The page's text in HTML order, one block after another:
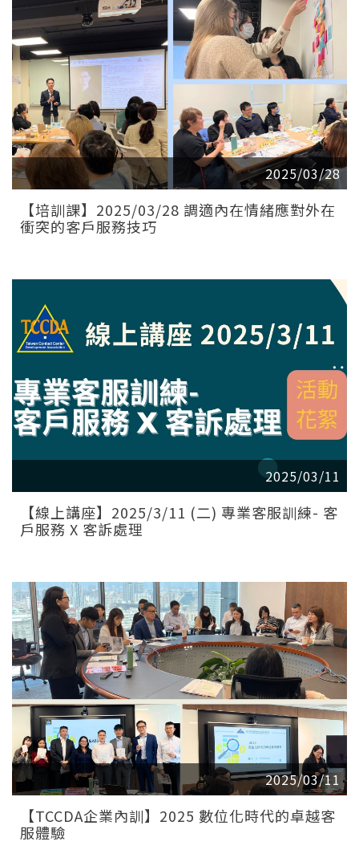
2025/03/28
【培訓課】2025/03/28 調適內在情緒應對外在
衝突的客戶服務技巧
2025/03/11
【線上講座】2025/3/11 (二) 專業客服訓練- 客
戶服務 X 客訴處理
2025/03/11
【TCCDA企業內訓】2025 數位化時代的卓越客
服體驗